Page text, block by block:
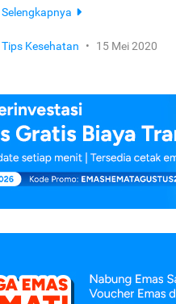
Selengkapnya
Tips Kesehatan • 15 Mei 2020